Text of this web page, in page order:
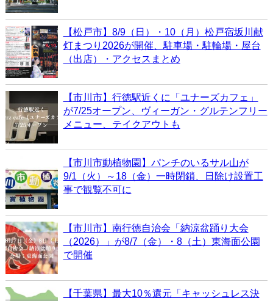
【松戸市】8/9（日）・10（月）松戸宿坂川献
灯まつり2026が開催、駐車場・駐輪場・屋台
（出店）・アクセスまとめ
【市川市】行徳駅近くに「ユナーズカフェ」
が7/25オープン、ヴィーガン・グルテンフリー
メニュー、テイクアウトも
【市川市動植物園】パンチのいるサル山が
9/1（火）～18（金）一時閉鎖、日除け設置工
事で観覧不可に
【市川市】南行徳自治会「納涼盆踊り大会
（2026）」が8/7（金）・8（土）東海面公園
で開催
【千葉県】最大10％還元「キャッシュレス決